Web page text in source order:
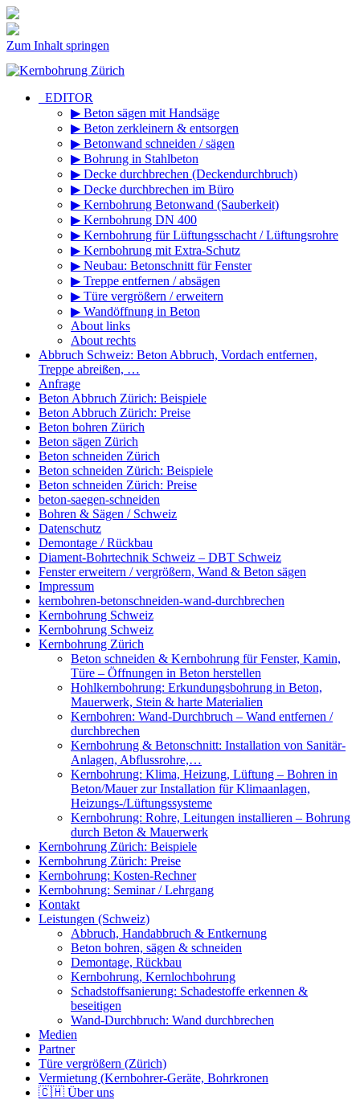
Zum Inhalt springen
_EDITOR
▶ Beton sägen mit Handsäge
▶ Beton zerkleinern & entsorgen
▶ Betonwand schneiden / sägen
▶ Bohrung in Stahlbeton
▶ Decke durchbrechen (Deckendurchbruch)
▶ Decke durchbrechen im Büro
▶ Kernbohrung Betonwand (Sauberkeit)
▶ Kernbohrung DN 400
▶ Kernbohrung für Lüftungsschacht / Lüftungsrohre
▶ Kernbohrung mit Extra-Schutz
▶ Neubau: Betonschnitt für Fenster
▶ Treppe entfernen / absägen
▶ Türe vergrößern / erweitern
▶ Wandöffnung in Beton
About links
About rechts
Abbruch Schweiz: Beton Abbruch, Vordach entfernen,
Treppe abreißen, …
Anfrage
Beton Abbruch Zürich: Beispiele
Beton Abbruch Zürich: Preise
Beton bohren Zürich
Beton sägen Zürich
Beton schneiden Zürich
Beton schneiden Zürich: Beispiele
Beton schneiden Zürich: Preise
beton-saegen-schneiden
Bohren & Sägen / Schweiz
Datenschutz
Demontage / Rückbau
Diament-Bohrtechnik Schweiz – DBT Schweiz
Fenster erweitern / vergrößern, Wand & Beton sägen
Impressum
kernbohren-betonschneiden-wand-durchbrechen
Kernbohrung Schweiz
Kernbohrung Schweiz
Kernbohrung Zürich
Beton schneiden & Kernbohrung für Fenster, Kamin,
Türe – Öffnungen in Beton herstellen
Hohlkernbohrung: Erkundungsbohrung in Beton,
Mauerwerk, Stein & harte Materialien
Kernbohren: Wand-Durchbruch – Wand entfernen /
durchbrechen
Kernbohrung & Betonschnitt: Installation von Sanitär-
Anlagen, Abflussrohre,…
Kernbohrung: Klima, Heizung, Lüftung – Bohren in
Beton/Mauer zur Installation für Klimaanlagen,
Heizungs-/Lüftungssysteme
Kernbohrung: Rohre, Leitungen installieren – Bohrung
durch Beton & Mauerwerk
Kernbohrung Zürich: Beispiele
Kernbohrung Zürich: Preise
Kernbohrung: Kosten-Rechner
Kernbohrung: Seminar / Lehrgang
Kontakt
Leistungen (Schweiz)
Abbruch, Handabbruch & Entkernung
Beton bohren, sägen & schneiden
Demontage, Rückbau
Kernbohrung, Kernlochbohrung
Schadstoffsanierung: Schadestoffe erkennen &
beseitigen
Wand-Durchbruch: Wand durchbrechen
Medien
Partner
Türe vergrößern (Zürich)
Vermietung (Kernbohrer-Geräte, Bohrkronen
🇨🇭 Über uns